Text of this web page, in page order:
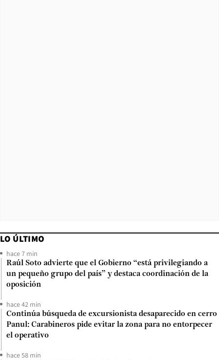
LO ÚLTIMO
hace 7 min
Raúl Soto advierte que el Gobierno “está privilegiando a
un pequeño grupo del país” y destaca coordinación de la
oposición
hace 42 min
Continúa búsqueda de excursionista desaparecido en cerro
Panul: Carabineros pide evitar la zona para no entorpecer
el operativo
hace 58 min